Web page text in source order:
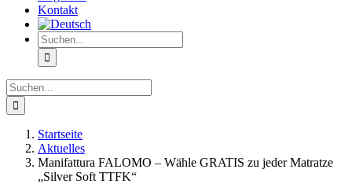
Kontakt
Suche
nach:
Suche
nach:
Startseite
Aktuelles
Manifattura FALOMO – Wähle GRATIS zu jeder Matratze
„Silver Soft TTFK“